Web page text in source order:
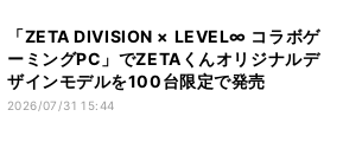
「ZETA DIVISION × LEVEL∞ コラボゲ
ーミングPC」でZETAくんオリジナルデ
ザインモデルを100台限定で発売
2026/07/31 15:44